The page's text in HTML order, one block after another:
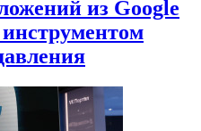
из Google